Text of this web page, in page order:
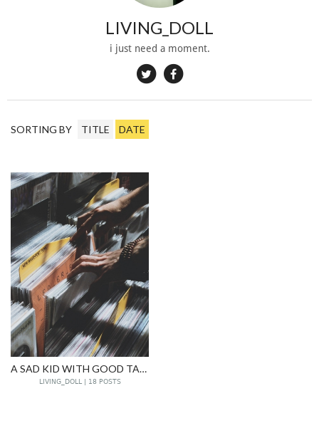
LIVING_DOLL
i just need a moment.
SORTING BY TITLE DATE
A SAD KID WITH GOOD TASTE IN MUSIC
LIVING_DOLL | 18 POSTS